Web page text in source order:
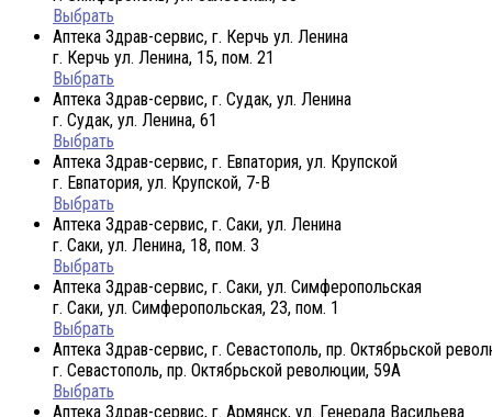
Выбрать
Аптека Здрав-сервис, г. Керчь ул. Ленина
г. Керчь ул. Ленина, 15, пом. 21
Выбрать
Аптека Здрав-сервис, г. Судак, ул. Ленина
г. Судак, ул. Ленина, 61
Выбрать
Аптека Здрав-сервис, г. Евпатория, ул. Крупской
г. Евпатория, ул. Крупской, 7-В
Выбрать
Аптека Здрав-сервис, г. Саки, ул. Ленина
г. Саки, ул. Ленина, 18, пом. 3
Выбрать
Аптека Здрав-сервис, г. Саки, ул. Симферопольская
г. Саки, ул. Симферопольская, 23, пом. 1
Выбрать
Аптека Здрав-сервис, г. Севастополь, пр. Октябрьской
г. Севастополь, пр. Октябрьской революции, 59А
Выбрать
Аптека Здрав-сервис, г. Армянск, ул. Генерала Васильева